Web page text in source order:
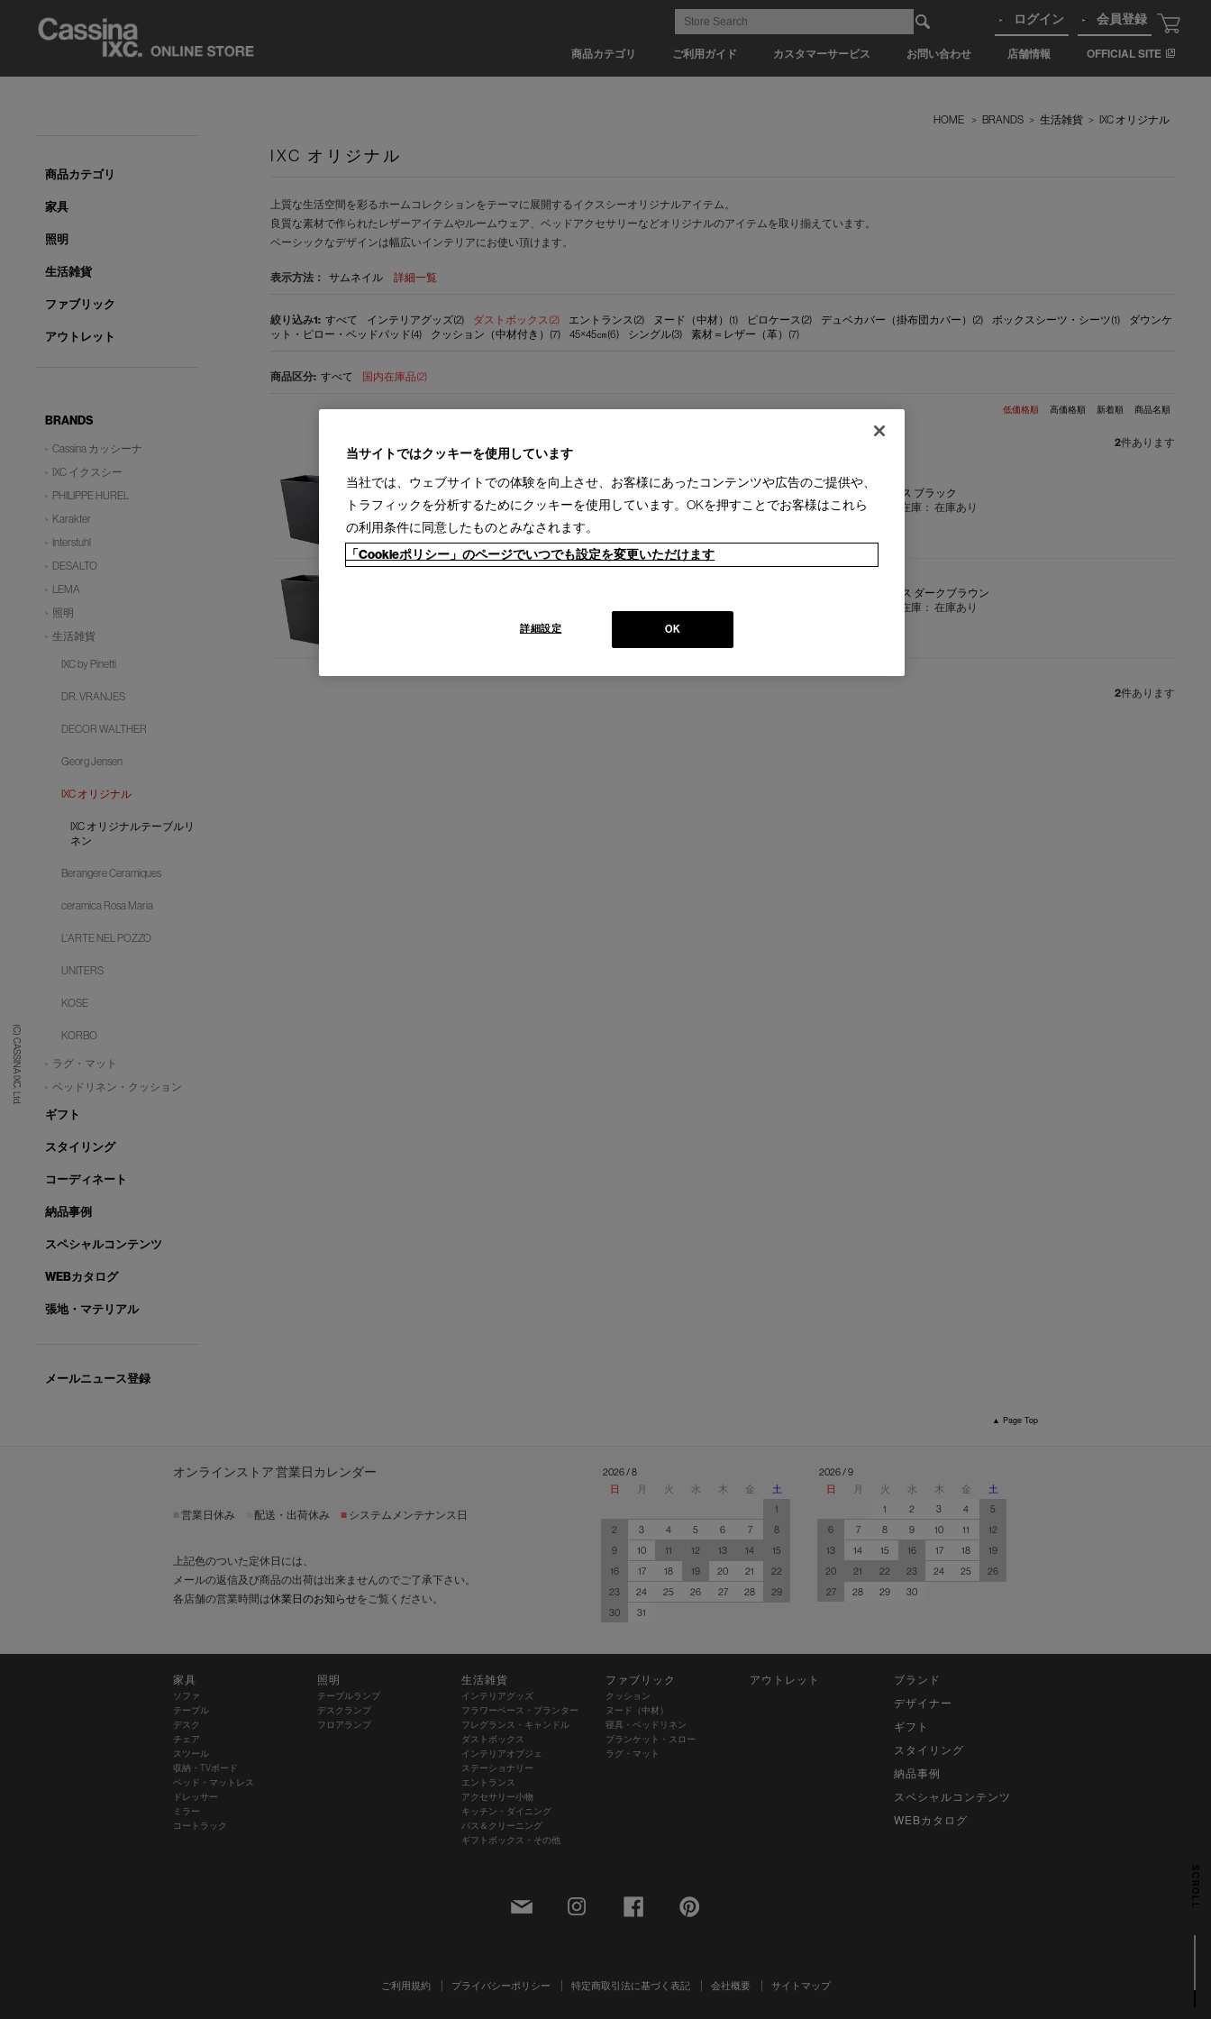
商品カテゴリ ご利用ガイド カスタマーサービス お問い合わせ 店舗情報 OFFICIAL SITE
ログイン 会員登録
(C) CASSINA IXC. Ltd.
SCROLL
HOME > BRANDS > 生活雑貨 > IXC オリジナル
IXC オリジナル
上質な生活空間を彩るホームコレクションをテーマに展開するイクスシーオリジナルアイテム。
良質な素材で作られたレザーアイテムやルームウェア、ベッドアクセサリーなどオリジナルのアイテムを取り揃えています。
ベーシックなデザインは幅広いインテリアにお使い頂けます。
表示方法： サムネイル 詳細一覧
すべて インテリアグッズ(2) ダストボックス(2) エントランス(2) ヌード（中材）(1) ピロケース(2) デュベカバー（掛布団カバー）(2) ボックスシーツ・シーツ(1)
ダウンケ
ット・ピロー・ベッドパッド(4)
クッション（中材付き）(7) 45×45㎝(6) シングル(3) 素材＝レザー（革）(7)
すべて 国内在庫品(2)
低価格順 高価格順 新着順 商品名順
2件あります
IXC (イクスシー) - dust box オリジナル レザー ダストボックス ブラック
販売価格：
￥20,900 在庫： 在庫あり
IXC (イクスシー) - dust box オリジナル レザー ダストボックス ダークブラウン
在庫： 在庫あり
2件あります
商品カテゴリ
家具
照明
生活雑貨
ファブリック
アウトレット
BRANDS
Cassina カッシーナ
IXC イクスシー
PHILIPPE HUREL
Karakter
Interstuhl
DESALTO
LEMA
照明
生活雑貨
IXC by Pinetti
DR. VRANJES
DECOR WALTHER
Georg Jensen
IXC オリジナル
IXC オリジナルテーブルリ
ネン
Berangere Ceramiques
ceramica Rosa Maria
L'ARTE NEL POZZO
UNITERS
KOSE
KORBO
ラグ・マット
ベッドリネン・クッション
ギフト
スタイリング
コーディネート
納品事例
スペシャルコンテンツ
WEBカタログ
張地・マテリアル
メールニュース登録
▲ Page Top
オンラインストア 営業日カレンダー
営業日休み 配送・出荷休み ■ システムメンテナンス日
上記色のついた定休日には、
メールの返信及び商品の出荷は出来ませんのでご了承下さい。
各店舗の営業時間は休業日のお知らせをご覧ください。
2026 / 8
日
月 火 水 木 金
土
1
2
3 4 5 6 7
8
9
10 11 12 13 14
15
16
17 18 19 20 21
22
23
24 25 26 27 28
29
30
31
2026 / 9
日
月 火 水 木 金
土
1
2 3 4
5
6
7 8 9 10 11
12
13
14 15 16 17 18
19
20
21 22 23 24 25
26
27
28 29 30
家具
ソファ
テーブル
デスク
チェア
スツール
収納・TVボード
ベッド・マットレス
ドレッサー
ミラー
コートラック
照明
テーブルランプ
デスクランプ
フロアランプ
生活雑貨
インテリアグッズ
フラワーベース・プランター
フレグランス・キャンドル
ダストボックス
インテリアオブジェ
ステーショナリー
エントランス
アクセサリー小物
キッチン・ダイニング
バス＆クリーニング
ギフトボックス・その他
ファブリック
クッション
ヌード（中材）
寝具・ベッドリネン
ブランケット・スロー
ラグ・マット
アウトレット
ブランド
デザイナー
ギフト
スタイリング
納品事例
スペシャルコンテンツ
WEBカタログ
ご利用規約 プライバシーポリシー 特定商取引法に基づく表記 会社概要 サイトマップ
当サイトではクッキーを使用しています
当社では、ウェブサイトでの体験を向上させ、お客様にあったコンテンツや広告のご提供や、
トラフィックを分析するためにクッキーを使用しています。OKを押すことでお客様はこれら
の利用条件に同意したものとみなされます。
「Cookieポリシー」のページでいつでも設定を変更いただけます
OK
詳細設定